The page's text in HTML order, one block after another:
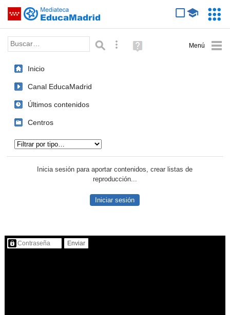
Saltar navegación
Palabra o frase: Búsqueda avanzada
Ayuda
(en
Inicio
Canal EducaMadrid
Últimos contenidos
Centros
Inicia sesión para aportar contenidos, crear listas de
reproducción...
Iniciar sesión
Contenido protegido…